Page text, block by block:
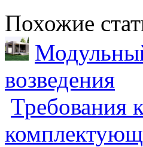
Похожие
возведения
Требования